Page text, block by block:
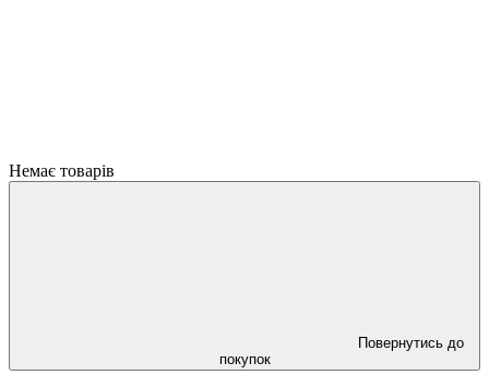
Немає товарів
Повернутись до
покупок